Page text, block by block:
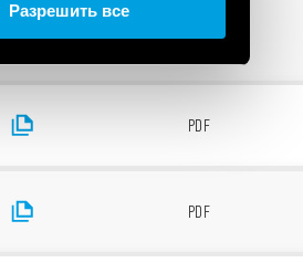
Разрешить все
PDF
PDF
PDF